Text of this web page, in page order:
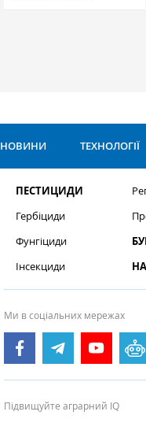
НОВИНИ ТЕХНОЛОГІЇ
ПЕСТИЦИДИ
Гербіциди
Фунгіциди
Інсекциди
Ми в соціальних мережах
Підвищуйте аграрний IQ